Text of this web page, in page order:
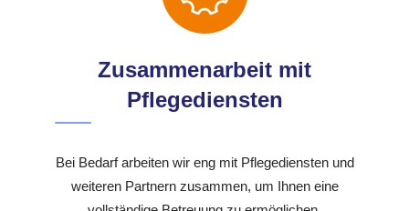
Zusammenarbeit mit
Pflegediensten
Bei Bedarf arbeiten wir eng mit Pflegediensten und
weiteren Partnern zusammen, um Ihnen eine